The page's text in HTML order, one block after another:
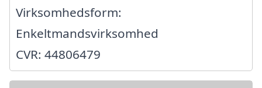
Virksomhedsform:
Enkeltmandsvirksomhed
CVR: 44806479